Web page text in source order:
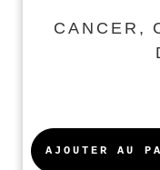
CANCER,
AJOUTER AU